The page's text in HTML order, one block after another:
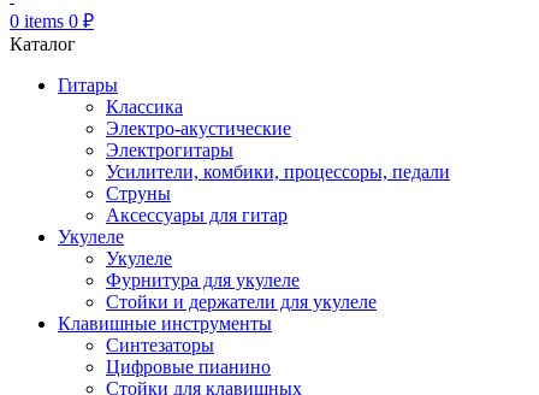
0 items 0 ₽
Каталог
Гитары
Классика
Электро-акустические
Электрогитары
Усилители, комбики, процессоры, педали
Струны
Аксессуары для гитар
Укулеле
Укулеле
Фурнитура для укулеле
Стойки и держатели для укулеле
Клавишные инструменты
Синтезаторы
Цифровые пианино
Стойки для клавишных